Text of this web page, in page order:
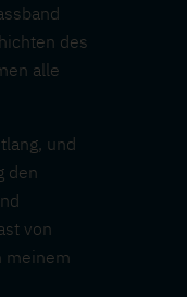
des
alle
und
den
von
meinem